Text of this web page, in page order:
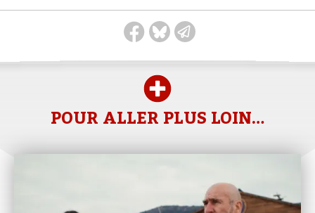
POUR ALLER PLUS LOIN…